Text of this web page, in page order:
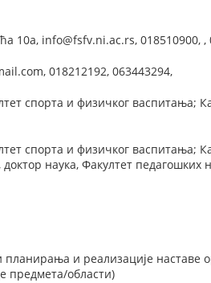
10а, info@fsfv.ni.ac.rs, 018510900, ,
018212192, 063443294,
спорта и физичког васпитања;
спорта и физичког васпитања;
наука, Факултет педагошких
и реализације наставе
предмета/области)